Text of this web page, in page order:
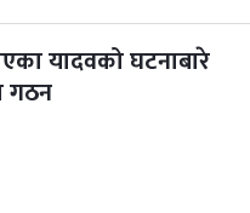
यादवको घटनाबारे
गठन